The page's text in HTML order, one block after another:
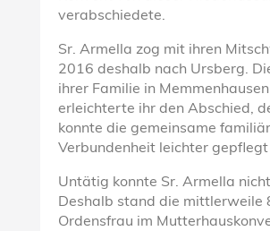
verabschiedete.
Sr. Armella zog mit ihren
2016 deshalb nach Ursberg.
ihrer Familie in Memmenhausen
erleichterte ihr den Abschied,
konnte die gemeinsame
Verbundenheit leichter
Untätig konnte Sr. Armella
Deshalb stand die mittlerweile
Ordensfrau im